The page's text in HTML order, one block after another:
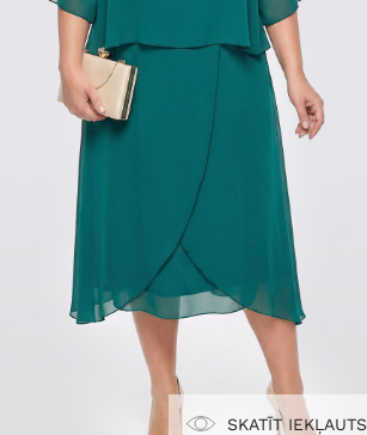
SKATĪT IEKĻAUTS